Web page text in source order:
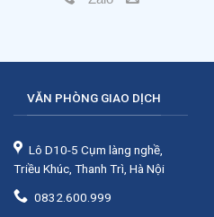
VĂN PHÒNG GIAO DỊCH
Lô D10-5 Cụm làng nghề,
Triều Khúc, Thanh Trì, Hà Nội
0832.600.999